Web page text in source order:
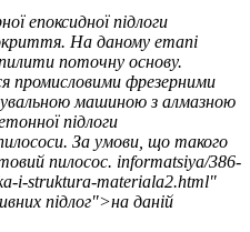
епоксидної підлоги
На даному етапі
поточну основу.
промисловими фрезерними
машиною з алмазною
підлоги
За умови, що такого
пилосос. informatsiya/386-
i-struktura-materiala2.html"
підлог">на даній